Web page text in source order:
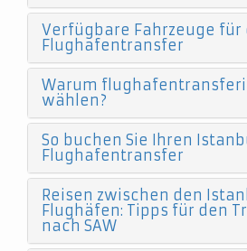
Verfügbare Fahrzeuge für
Flughafentransfer
Warum
wählen?
So buchen Sie Ihren
Flughafentransfer
Reisen zwischen den
Flughäfen: Tipps für den
nach SAW